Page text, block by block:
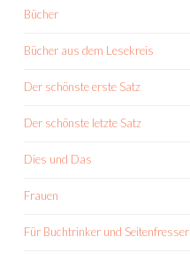
Bücher
Bücher aus dem Lesekreis
Der schönste erste Satz
Der schönste letzte Satz
Dies und Das
Frauen
Für Buchtrinker und Seitenfresser